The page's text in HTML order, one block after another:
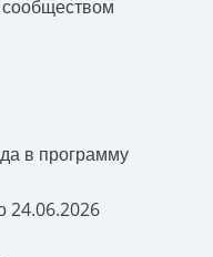
в программу
24.06.2026